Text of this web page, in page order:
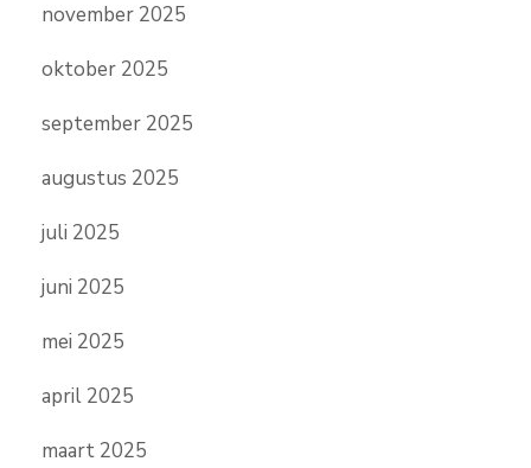
november 2025
oktober 2025
september 2025
augustus 2025
juli 2025
juni 2025
mei 2025
april 2025
maart 2025